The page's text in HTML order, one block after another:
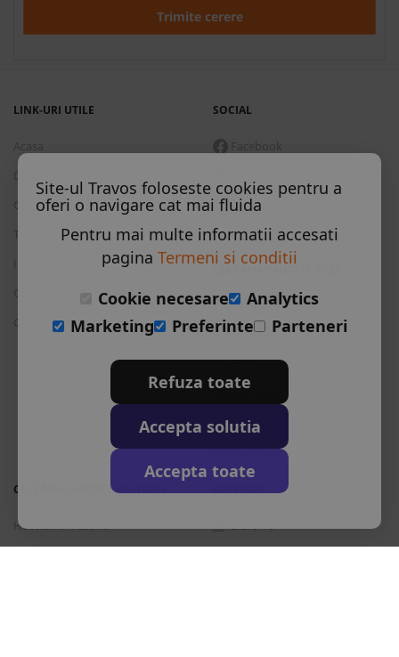
Trimite cerere
LINK-URI UTILE
Acasa
Contact
Termeni si conditii
Intrebari frecvente
Cum functioneaza
Cauta rezervare
SOCIAL
Facebook
Instagram
Skype
Vizitati Bulgaria
Vizitati Grecia
Vizitati Turcia
Vizitati Spania
Vizitati Croatia
CELE MAI CAUTATE STATIUNI
Hoteluri in Albena
L-S: 9-18
Site-ul Travos foloseste cookies pentru a
oferi o navigare cat mai fluida
Pentru mai multe informatii accesati
pagina Termeni si conditii
Cookie necesare
Analytics
Marketing
Preferinte Parteneri
Refuza toate
Accepta solutia
Accepta toate